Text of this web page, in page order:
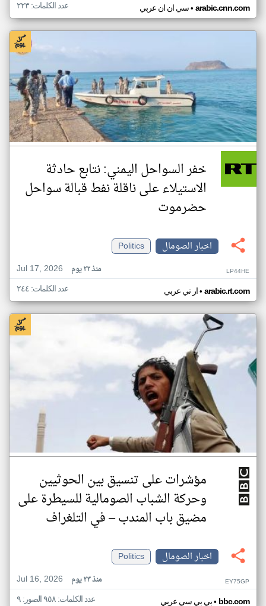
سي ان ان عربي• arabic.cnn.com عدد الكلمات: ٢٢٣
خفر السواحل اليمني: نتابع حادثة
الاستيلاء على ناقلة نفط قبالة سواحل
حضرموت
اخبار الصومال
Politics
Jul 17, 2026
منذ ٢٢ يوم LP44HE
ار تي عربي• arabic.rt.com عدد الكلمات: ٢٤٤
مؤشرات على تنسيق بين الحوثيين
وحركة الشباب الصومالية للسيطرة على
مضيق باب المندب – في التلغراف
اخبار الصومال
Politics
Jul 16, 2026
منذ ٢٣ يوم EY75GP
بي بي سي عربي• bbc.com عدد الكلمات: ٩٥٨ الصور: ٩